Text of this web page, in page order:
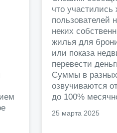
что
пользователей
неких
жилья для
или показа
перевести
Суммы в
озвучиваются
до 100%
25 марта 2025